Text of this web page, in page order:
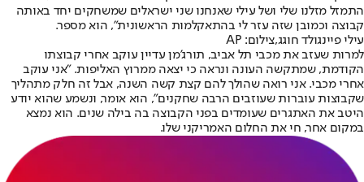
התמזל מזלנו שלי ושל עילי שאנחנו שני ישראלים שמשחקים יחד באותה
קבוצה וכמובן שזה עזר לי בהתאקלמות הראשונית", הוא מספר.
עילי פיינגולד חוגג,צילום: AP
למרות שעזב את מכבי תל אביב, תורג'מן עדיין עוקב אחרי קבוצתו
הקודמת, שמתקשה העונה ונראה כי יצאה ממרוץ האליפות. "אני עוקב
אחרי מכבי. אני רואה שהולך להם קצת קשה השנה, אבל זה חלק מתהליך
שקבוצות עוברות שעוזבים הרבה שחקנים", הוא אומר, ונשמע שהוא יודע
היטב את האתגרים שעומדים בפני הקבוצה בה בילה שנים. הוא נמצא
במקום אחר, חי את החלום האמריקני שלו.